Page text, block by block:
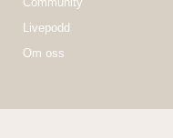
Livepodd
Om oss